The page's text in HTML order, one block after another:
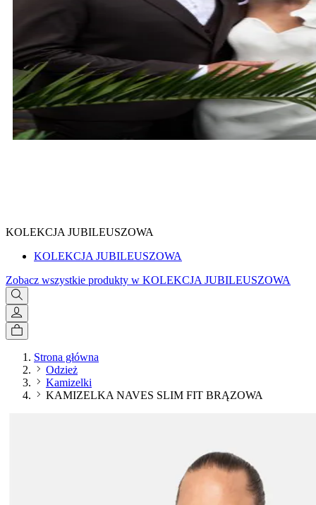
KOLEKCJA JUBILEUSZOWA
KOLEKCJA JUBILEUSZOWA
Zobacz wszystkie produkty w KOLEKCJA JUBILEUSZOWA
Strona główna
Odzież
Kamizelki
KAMIZELKA NAVES SLIM FIT BRĄZOWA